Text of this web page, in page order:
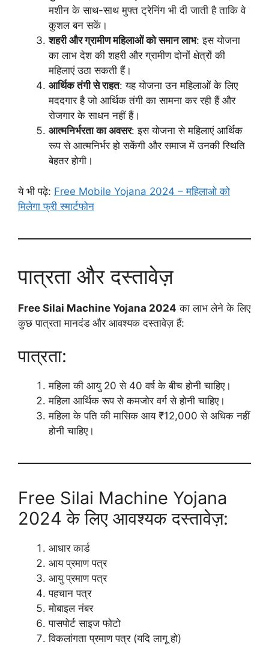
मशीन के साथ-साथ मुफ्त ट्रेनिंग भी दी जाती है ताकि वे
कुशल बन सकें।
शहरी और ग्रामीण महिलाओं को समान लाभ: इस योजना
का लाभ देश की शहरी और ग्रामीण दोनों क्षेत्रों की
महिलाएं उठा सकती हैं।
आर्थिक तंगी से राहत: यह योजना उन महिलाओं के लिए
मददगार है जो आर्थिक तंगी का सामना कर रही हैं और
रोजगार के साधन नहीं हैं।
आत्मनिर्भरता का अवसर: इस योजना से महिलाएं आर्थिक
रूप से आत्मनिर्भर हो सकेंगी और समाज में उनकी स्थिति
बेहतर होगी।
ये भी पढ़े: Free Mobile Yojana 2024 – महिलाओ को
मिलेगा फ्री स्मार्टफोन
पात्रता और दस्तावेज़
Free Silai Machine Yojana 2024 का लाभ लेने के लिए
कुछ पात्रता मानदंड और आवश्यक दस्तावेज़ हैं:
पात्रता:
महिला की आयु 20 से 40 वर्ष के बीच होनी चाहिए।
महिला आर्थिक रूप से कमजोर वर्ग से होनी चाहिए।
महिला के पति की मासिक आय ₹12,000 से अधिक नहीं
होनी चाहिए।
Free Silai Machine Yojana
2024 के लिए आवश्यक दस्तावेज़:
आधार कार्ड
आय प्रमाण पत्र
आयु प्रमाण पत्र
पहचान पत्र
मोबाइल नंबर
पासपोर्ट साइज फोटो
विकलांगता प्रमाण पत्र (यदि लागू हो)